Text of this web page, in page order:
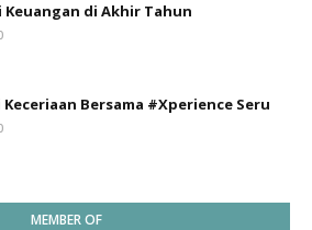
Keuangan di Akhir Tahun
Bersama #Xperience Seru
MEMBER OF